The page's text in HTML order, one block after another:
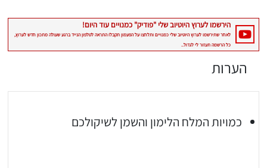
הערות
כמויות המלח הלימון והשמן לשיקולכם